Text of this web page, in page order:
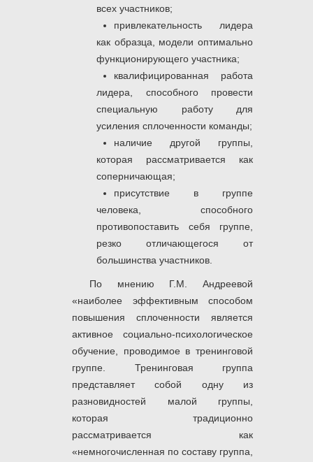
всех участников;
привлекательность лидера
как образца, модели оптимально
функционирующего участника;
квалифицированная работа
лидера, способного провести
специальную работу для
усиления сплоченности команды;
наличие другой группы,
которая рассматривается как
соперничающая;
присутствие в группе
человека, способного
противопоставить себя группе,
резко отличающегося от
большинства участников.
По мнению Г.М. Андреевой
«наиболее эффективным способом
повышения сплоченности является
активное социально-психологическое
обучение, проводимое в тренинговой
группе. Тренинговая группа
представляет собой одну из
разновидностей малой группы,
которая традиционно
рассматривается как
«немногочисленная по составу группа,